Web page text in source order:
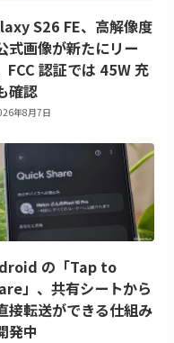
S26 FE、高解像度
式画像が新たにリー
FCC 認証では 45W 充
確認
年8月7日
の「Tap to
」、共有シートから
接転送ができる仕組み
発中